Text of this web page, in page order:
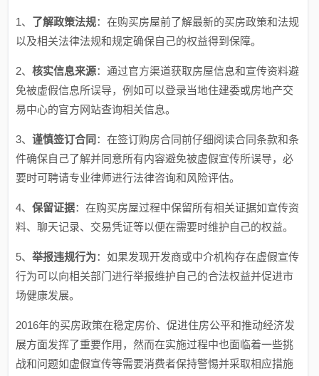
1、 了解政策法规：在购买房屋前了解最新的买房政策和法规
以及相关法律法规和规定确保自己的权益得到保障。
2、核实信息来源：通过官方渠道获取房屋信息和宣传资料避
免被虚假信息所误导，例如可以登录当地住建委或房地产交
易中心的官方网站查询相关信息。
3、谨慎签订合同 ：在签订购房合同前仔细阅读合同条款和条
件确保自己了解并同意所有内容避免被虚假宣传所误导，必
要时可聘请专业律师进行法律咨询和风险评估。
4、保留证据：在购买房屋过程中保留所有相关证据如宣传资
料、聊天记录、交易凭证等以便在需要时维护自己的权益。
5、举报违规行为：如果发现开发商或中介机构存在虚假宣传
行为可以向相关部门进行举报维护自己的合法权益并促进市
场健康发展。
2016年的买房政策在稳定房价、促进住房公平和推动经济发
展方面发挥了重要作用，然而在实施过程中也面临着一些挑
战和问题如虚假宣传等需要消费者保持警惕并采取相应措施